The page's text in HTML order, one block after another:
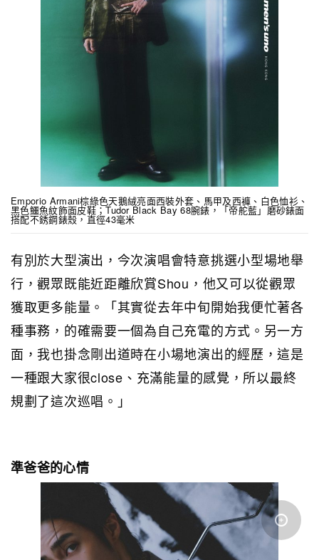
Emporio Armani棕綠色天鵝絨亮面西裝外套、馬甲及西褲、白色恤衫、
黑色鱷魚紋飾面皮鞋；Tudor Black Bay 68腕錶，「帝舵藍」磨砂錶面
搭配不銹鋼錶殼，直徑43毫米
有別於大型演出，今次演唱會特意挑選小型場地舉
行，觀眾既能近距離欣賞Shou，他又可以從觀眾
獲取更多能量。「其實從去年中旬開始我便忙著各
種事務，的確需要一個為自己充電的方式。另一方
面，我也掛念剛出道時在小場地演出的經歷，這是
一種跟大家很close、充滿能量的感覺，所以最終
規劃了這次巡唱。」
準爸爸的心情